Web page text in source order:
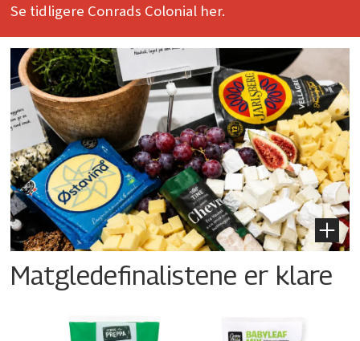
Se tidligere Conrads Colonial her.
Matgledefinalistene er klare